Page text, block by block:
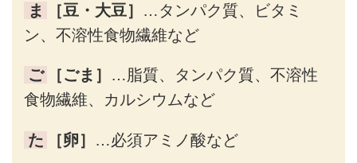
ま ［豆・大豆］ …タンパク質、ビタミ
ン、不溶性食物繊維など
ご ［ごま］ …脂質、タンパク質、不溶性
食物繊維、カルシウムなど
た ［卵］ …必須アミノ酸など